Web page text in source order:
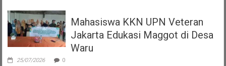
Mahasiswa KKN UPN Veteran
Jakarta Edukasi Maggot di Desa
Waru
25/07/2026 0